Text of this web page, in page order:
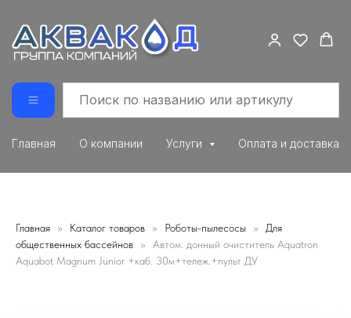
Главная О компании Услуги Оплата и доставка
Главная Каталог товаров Роботы-пылесосы
Для
общественных бассейнов
Автом. донный очиститель Aquatron
Aquabot Magnum Junior +каб. 30м+тележ.+пульт ДУ